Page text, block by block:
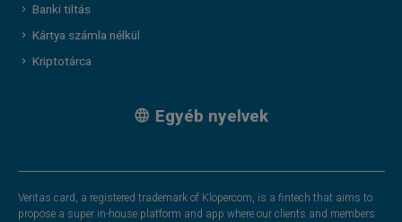
Banki tiltás
Kártya számla nélkül
Kriptotárca
Egyéb nyelvek
Veritas card, a registered trademark of Klopercom, is a fintech that aims to
propose a super in-house platform and app where our clients and members